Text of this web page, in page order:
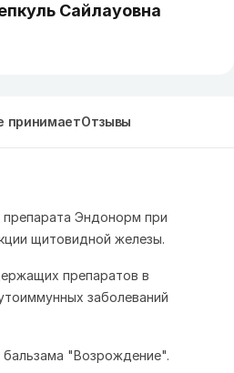
Сайлауовна
принимаетОтзывы
препарата Эндонорм при
щитовидной железы.
препаратов в
заболеваний
бальзама "Возрождение".